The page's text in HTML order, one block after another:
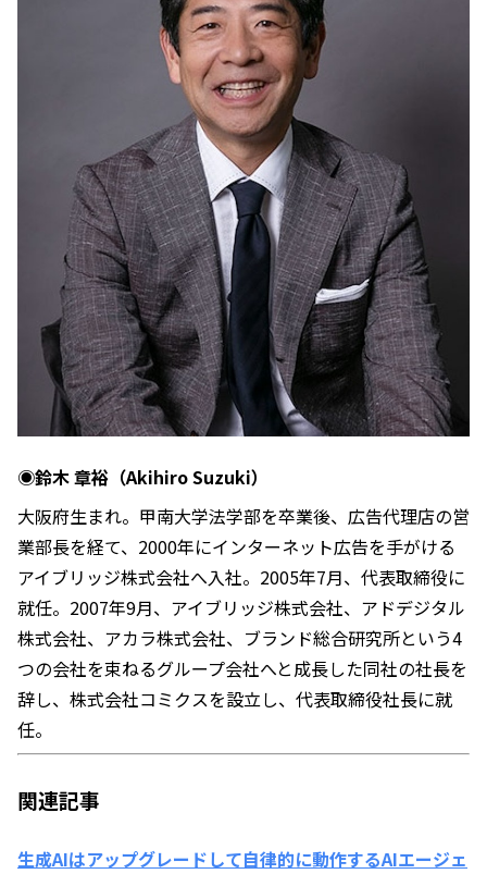
◉鈴木 章裕（Akihiro Suzuki）
大阪府生まれ。甲南大学法学部を卒業後、広告代理店の営
業部長を経て、2000年にインターネット広告を手がける
アイブリッジ株式会社へ入社。2005年7月、代表取締役に
就任。2007年9月、アイブリッジ株式会社、アドデジタル
株式会社、アカラ株式会社、ブランド総合研究所という4
つの会社を束ねるグループ会社へと成長した同社の社長を
辞し、株式会社コミクスを設立し、代表取締役社長に就
任。
関連記事
生成AIはアップグレードして自律的に動作するAIエージェ